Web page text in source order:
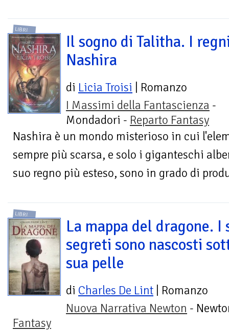
LIBRI
Il sogno di Talitha. I
Nashira
di Licia Troisi | Romanzo
I Massimi della Fantascienza -
Mondadori - Reparto Fantasy
Nashira è un mondo misterioso in cui
sempre più scarsa, e solo i giganteschi
suo regno più esteso, sono in grado di
LIBRI
La mappa del dragone. I
segreti sono nascosti
sua pelle
di Charles De Lint | Romanzo
Nuova Narrativa Newton -
Fantasy